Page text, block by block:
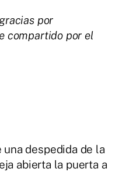
por
compartido por el
despedida de la
abierta la puerta a